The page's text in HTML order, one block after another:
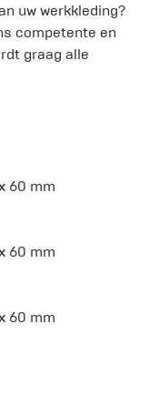
uw werkkleding?
competente en
graag alle
60 mm
60 mm
60 mm